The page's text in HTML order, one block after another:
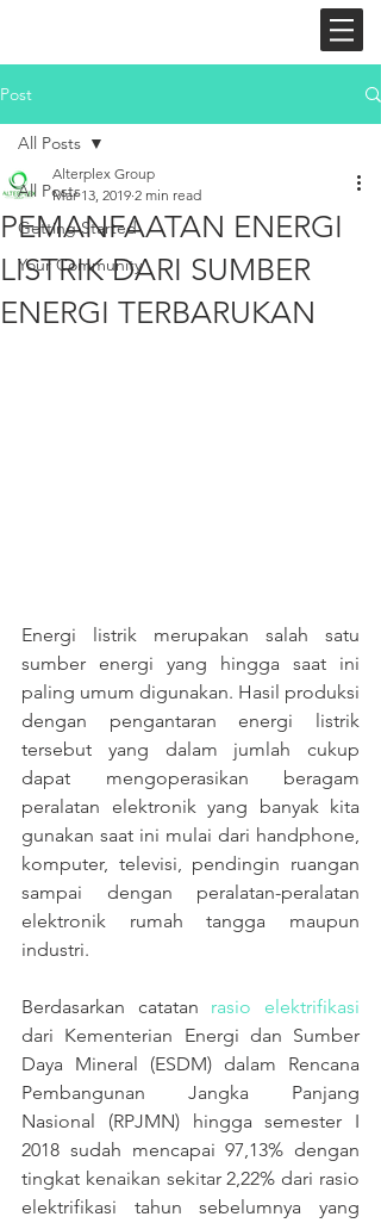
Post
All Posts
Getting Started
Your Community
All Posts
PEMANFAATAN ENERGI
LISTRIK DARI SUMBER
ENERGI TERBARUKAN
Alterplex Group
Mar 13, 2019 2 min read
Energi listrik merupakan salah satu
sumber energi yang hingga saat ini
paling umum digunakan. Hasil produksi
dengan pengantaran energi listrik
tersebut yang dalam jumlah cukup
dapat mengoperasikan beragam
peralatan elektronik yang banyak kita
gunakan saat ini mulai dari handphone,
komputer, televisi, pendingin ruangan
sampai dengan peralatan-peralatan
elektronik rumah tangga maupun
industri.
Berdasarkan catatan rasio elektrifikasi
dari Kementerian Energi dan Sumber
Daya Mineral (ESDM) dalam Rencana
Pembangunan Jangka Panjang
Nasional (RPJMN) hingga semester I
2018 sudah mencapai 97,13% dengan
tingkat kenaikan sekitar 2,22% dari rasio
elektrifikasi tahun sebelumnya yang